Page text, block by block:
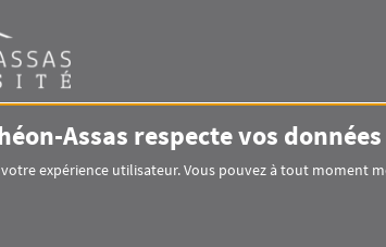
Assas respecte vos données
expérience utilisateur. Vous pouvez à tout moment